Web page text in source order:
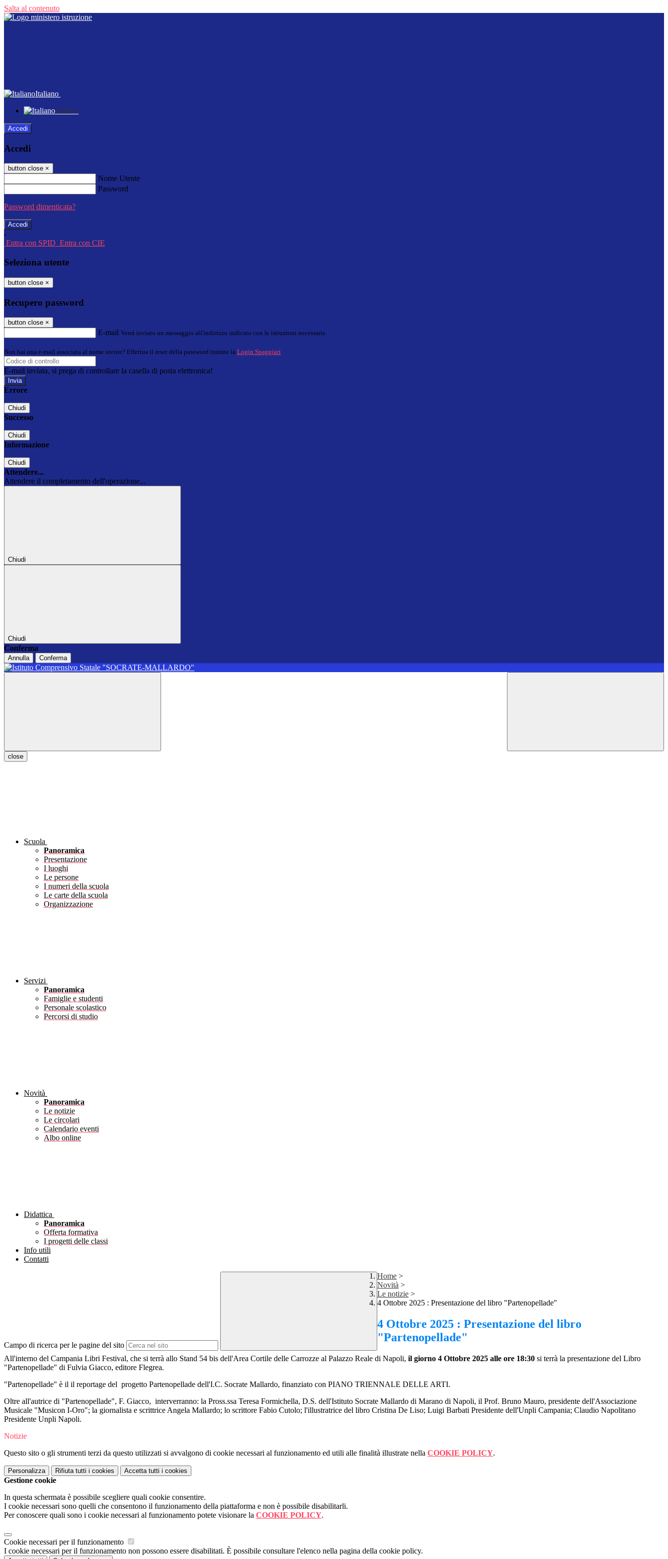
Salta al contenuto
Italiano
Italiano
Accedi
Accedi
button close ×
Nome Utente
Password
Password dimenticata?
-
Entra con SPID Entra con CIE
Seleziona utente
button close ×
Recupero password
button close ×
E-mail Verrà inviato un messaggio all'indirizzo indicato con le istruzioni necessarie.
Non hai una e-mail associata al nome utente? Effettua il reset della password tramite la Login Spaggiari
E-mail inviata, si prega di controllare la casella di posta elettronica!
Errore
Chiudi
Successo
Chiudi
Informazione
Chiudi
Attendere...
Attendere il completamento dell'operazione...
Chiudi
Chiudi
Conferma
Annulla Conferma
close
Scuola
Panoramica
Presentazione
I luoghi
Le persone
I numeri della scuola
Le carte della scuola
Organizzazione
Servizi
Panoramica
Famiglie e studenti
Personale scolastico
Percorsi di studio
Novità
Panoramica
Le notizie
Le circolari
Calendario eventi
Albo online
Didattica
Panoramica
Offerta formativa
I progetti delle classi
Info utili
Contatti
Campo di ricerca per le pagine del sito
Home >
Novità >
Le notizie >
4 Ottobre 2025 : Presentazione del libro "Partenopellade"
4 Ottobre 2025 : Presentazione del libro
"Partenopellade"
All'interno del Campania Libri Festival, che si terrà allo Stand 54 bis dell'Area Cortile delle Carrozze al Palazzo Reale di Napoli, il giorno 4 Ottobre 2025 alle ore 18:30 si terrà la presentazione del Libro
"Partenopellade" di Fulvia Giacco, editore Flegrea.
"Partenopellade" è il il reportage del progetto Partenopellade dell'I.C. Socrate Mallardo, finanziato con PIANO TRIENNALE DELLE ARTI.
Oltre all'autrice di "Partenopellade", F. Giacco, interverranno: la Pross.ssa Teresa Formichella, D.S. dell'Istituto Socrate Mallardo di Marano di Napoli, il Prof. Bruno Mauro, presidente dell'Associazione
Musicale "Musicon I-Oro"; la giornalista e scrittrice Angela Mallardo; lo scrittore Fabio Cutolo; l'illustratrice del libro Cristina De Liso; Luigi Barbati Presidente dell'Unpli Campania; Claudio Napolitano
Presidente Unpli Napoli.
Notizie
Questo sito o gli strumenti terzi da questo utilizzati si avvalgono di cookie necessari al funzionamento ed utili alle finalità illustrate nella COOKIE POLICY.
Personalizza Rifiuta tutti i cookies Accetta tutti i cookies
Gestione cookie
In questa schermata è possibile scegliere quali cookie consentire.
I cookie necessari sono quelli che consentono il funzionamento della piattaforma e non è possibile disabilitarli.
Per conoscere quali sono i cookie necessari al funzionamento potete visionare la COOKIE POLICY.
Cookie necessari per il funzionamento
I cookie necessari per il funzionamento non possono essere disabilitati. È possibile consultare l'elenco nella pagina della cookie policy.